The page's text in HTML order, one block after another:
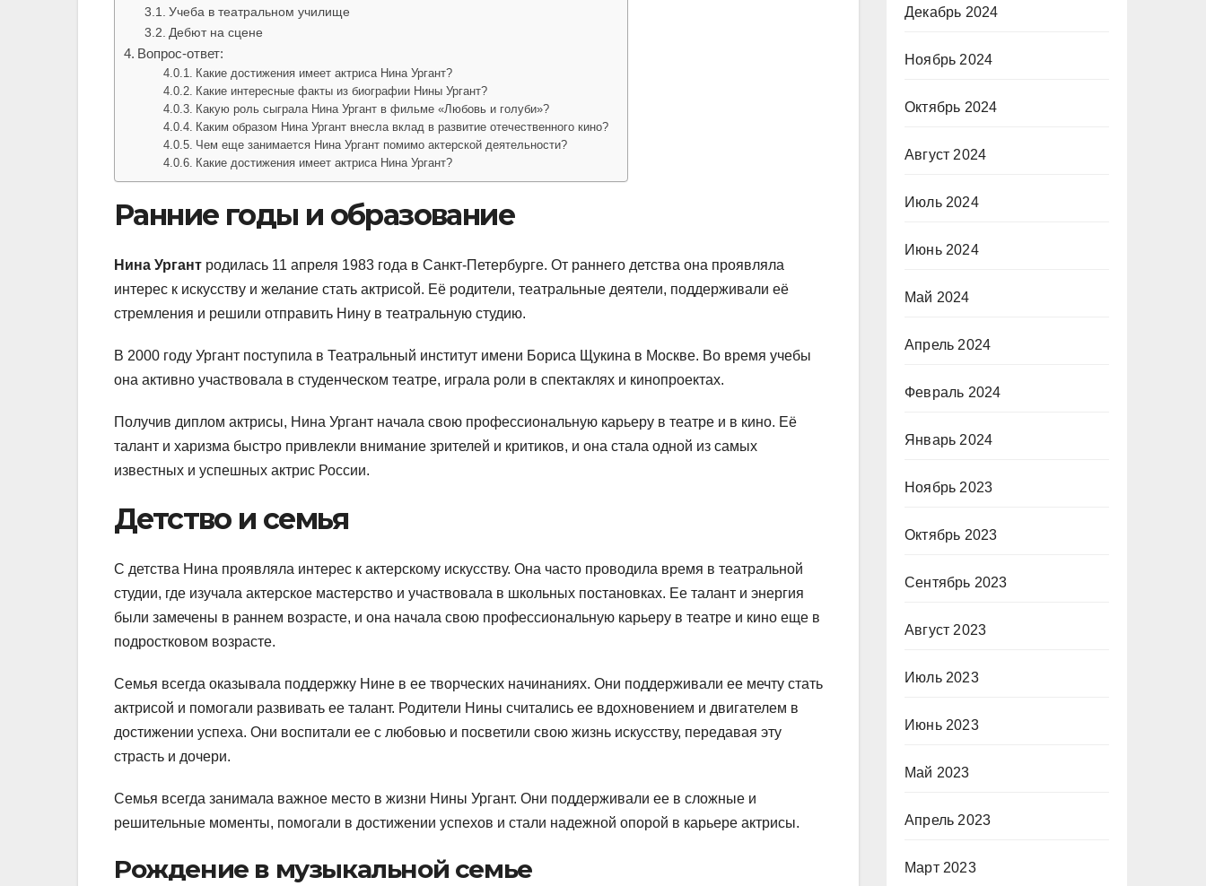
Учеба в театральном училище
Дебют на сцене
Вопрос-ответ:
Какие достижения имеет актриса Нина Ургант?
Какие интересные факты из биографии Нины Ургант?
Какую роль сыграла Нина Ургант в фильме «Любовь и голуби»?
Каким образом Нина Ургант внесла вклад в развитие отечественного кино?
Чем еще занимается Нина Ургант помимо актерской деятельности?
Какие достижения имеет актриса Нина Ургант?
Ранние годы и образование
Нина Ургант родилась 11 апреля 1983 года в Санкт-Петербурге. От раннего детства она проявляла
интерес к искусству и желание стать актрисой. Её родители, театральные деятели, поддерживали её
стремления и решили отправить Нину в театральную студию.
В 2000 году Ургант поступила в Театральный институт имени Бориса Щукина в Москве. Во время учебы
она активно участвовала в студенческом театре, играла роли в спектаклях и кинопроектах.
Получив диплом актрисы, Нина Ургант начала свою профессиональную карьеру в театре и в кино. Её
талант и харизма быстро привлекли внимание зрителей и критиков, и она стала одной из самых
известных и успешных актрис России.
Детство и семья
С детства Нина проявляла интерес к актерскому искусству. Она часто проводила время в театральной
студии, где изучала актерское мастерство и участвовала в школьных постановках. Ее талант и энергия
были замечены в раннем возрасте, и она начала свою профессиональную карьеру в театре и кино еще в
подростковом возрасте.
Семья всегда оказывала поддержку Нине в ее творческих начинаниях. Они поддерживали ее мечту стать
актрисой и помогали развивать ее талант. Родители Нины считались ее вдохновением и двигателем в
достижении успеха. Они воспитали ее с любовью и посветили свою жизнь искусству, передавая эту
страсть и дочери.
Семья всегда занимала важное место в жизни Нины Ургант. Они поддерживали ее в сложные и
решительные моменты, помогали в достижении успехов и стали надежной опорой в карьере актрисы.
Рождение в музыкальной семье
Декабрь 2024
Ноябрь 2024
Октябрь 2024
Август 2024
Июль 2024
Июнь 2024
Май 2024
Апрель 2024
Февраль 2024
Январь 2024
Ноябрь 2023
Октябрь 2023
Сентябрь 2023
Август 2023
Июль 2023
Июнь 2023
Май 2023
Апрель 2023
Март 2023